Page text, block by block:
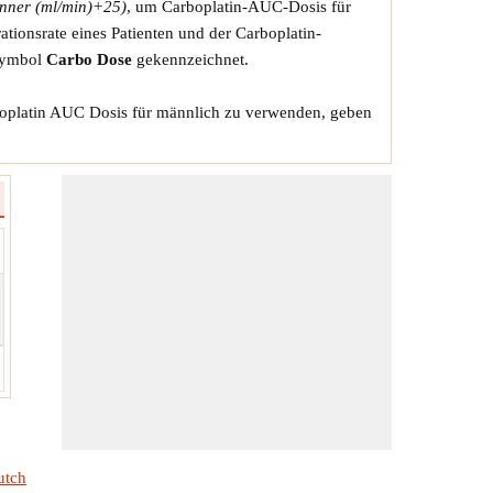
(ml/min)+25), um Carboplatin-AUC-Dosis für
eines Patienten und der Carboplatin-
Carbo Dose gekennzeichnet.
AUC Dosis für männlich zu verwenden, geben